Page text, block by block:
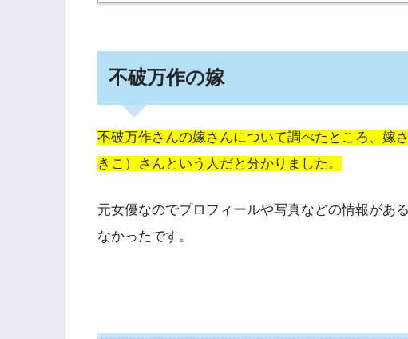
不破万作の嫁
不破万作さんの嫁さんについて調べたところ、嫁
きこ）さんという人だと分かりました。
元女優なのでプロフィールや写真などの情報があ
なかったです。